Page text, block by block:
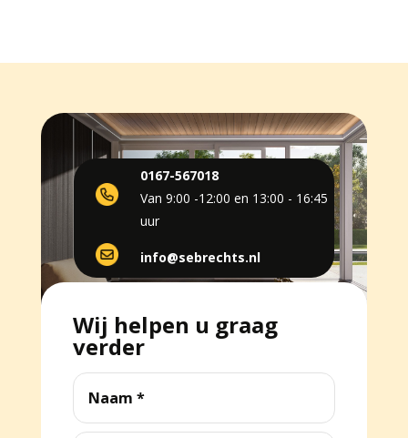
0167-567018
Van 9:00 -12:00 en 13:00 - 16:45
uur
info@sebrechts.nl
Wij helpen u graag
verder